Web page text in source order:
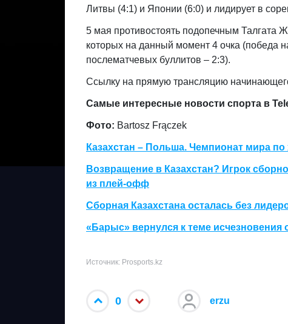
Литвы (4:1) и Японии (6:0) и лидирует в
5 мая противостоять подопечным Талгата
которых на данный момент 4 очка (победа
послематчевых буллитов – 2:3).
Ссылку на прямую трансляцию
Самые интересные новости спорта в
Фото: Bartosz Frączek
Казахстан – Польша. Чемпионат мира
Возвращение в Казахстан? Игрок
из плей-офф
Сборная Казахстана осталась без
«Барыс» вернулся к теме исчезновения
Источник: Prosports.kz
0 erzu